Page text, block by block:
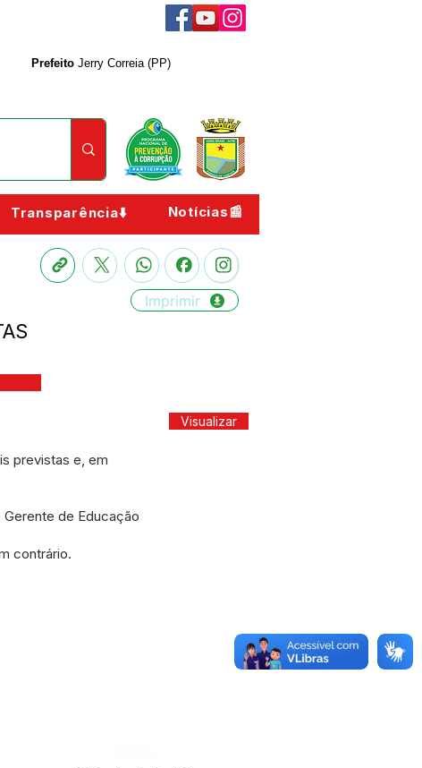
Prefeito Jerry Correia (PP)
Transparência⬇️ Notícias📰
Imprimir
previstas e, em
Gerente de Educação
contrário.
Visualizar